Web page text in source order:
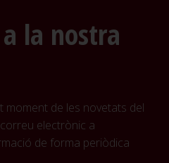
la nostra
de les novetats del
electrònic a
de forma periòdica